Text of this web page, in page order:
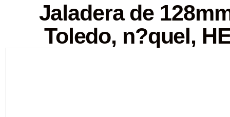
Jaladera de
Toledo, n?quel,